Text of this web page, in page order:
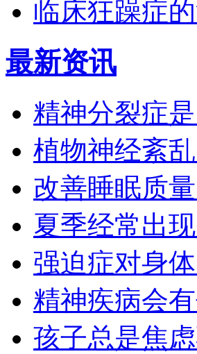
临床狂躁症
最新资讯
精神分裂症
植物神经紊
改善睡眠质
夏季经常出
强迫症对身
精神疾病会
孩子总是焦